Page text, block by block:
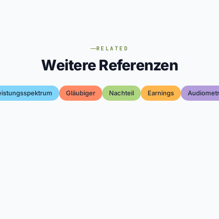
RELATED
Weitere Referenzen
Gläubiger Nachteil Earnings